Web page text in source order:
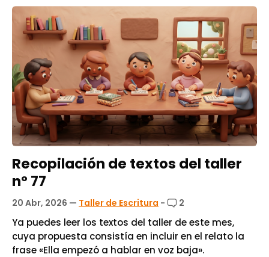
Recopilación de textos del taller
nº 77
20 Abr, 2026 — Taller de Escritura - 2
Ya puedes leer los textos del taller de este mes,
cuya propuesta consistía en incluir en el relato la
frase «Ella empezó a hablar en voz baja».